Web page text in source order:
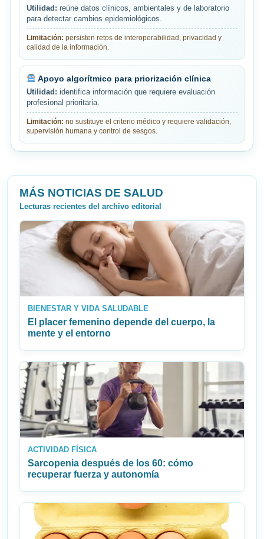
Utilidad: reúne datos clínicos, ambientales y de laboratorio
para detectar cambios epidemiológicos.
Limitación: persisten retos de interoperabilidad, privacidad y
calidad de la información.
Apoyo algorítmico para priorización clínica
Utilidad: identifica información que requiere evaluación
profesional prioritaria.
Limitación: no sustituye el criterio médico y requiere validación,
supervisión humana y control de sesgos.
MÁS NOTICIAS DE SALUD
Lecturas recientes del archivo editorial
BIENESTAR Y VIDA SALUDABLE
El placer femenino depende del cuerpo, la
mente y el entorno
ACTIVIDAD FÍSICA
Sarcopenia después de los 60: cómo
recuperar fuerza y autonomía